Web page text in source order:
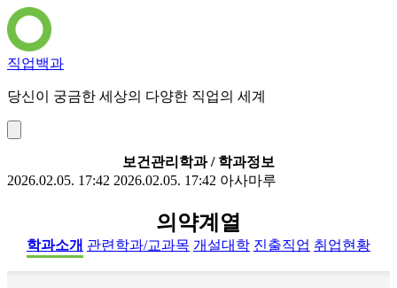
직업백과
당신이 궁금한 세상의 다양한 직업의 세계
보건관리학과 / 학과정보
2026.02.05. 17:42 2026.02.05. 17:42 아사마루
의약계열
학과소개 관련학과/교과목 개설대학 진출직업 취업현황